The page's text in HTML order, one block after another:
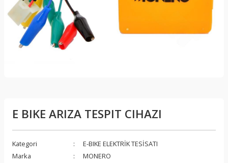
E BIKE ARIZA TESPIT CIHAZI
Kategori
E-BIKE ELEKTRİK TESİSATI
Marka
MONERO